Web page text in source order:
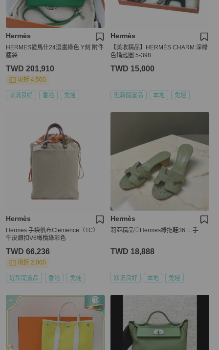
Hermès
HERMES愛馬仕24漫畫綠色 Y刻 附件
塵袋
TWD 201,910
現折 4,500
狀況良好 香港 免運
Hermès
【美收精品】HERMÈS CHARM 深綠
色鑰匙圈 5-398
TWD 15,000
近新閒置品 本地 免運
Hermès
Hermes 手袋帆布Clemence（TC）
牛皮銀扣V6橄欖綠彩色
TWD 66,236
現折 2,000
近新閒置品 香港 免運
Hermès
莉亞精品♡Hermes綠拖鞋36 二手
TWD 18,888
狀況良好 本地 免運